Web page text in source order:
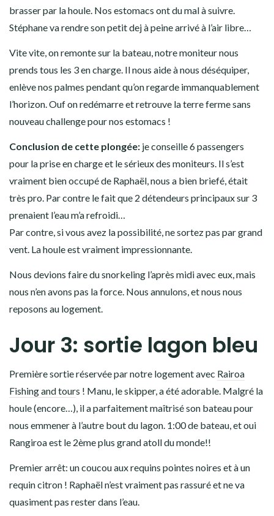
brasser par la houle. Nos estomacs ont du mal à suivre.
Stéphane va rendre son petit dej à peine arrivé à l’air libre…
Vite vite, on remonte sur la bateau, notre moniteur nous
prends tous les 3 en charge. Il nous aide à nous déséquiper,
enlève nos palmes pendant qu’on regarde immanquablement
l’horizon. Ouf on redémarre et retrouve la terre ferme sans
nouveau challenge pour nos estomacs !
Conclusion de cette plongée: je conseille 6 passengers
pour la prise en charge et le sérieux des moniteurs. Il s’est
vraiment bien occupé de Raphaël, nous a bien briefé, était
très pro. Par contre le fait que 2 détendeurs principaux sur 3
prenaient l’eau m’a refroidi…
Par contre, si vous avez la possibilité, ne sortez pas par grand
vent. La houle est vraiment impressionnante.
Nous devions faire du snorkeling l’après midi avec eux, mais
nous n’en avons pas la force. Nous annulons, et nous nous
reposons au logement.
Jour 3: sortie lagon bleu
Première sortie réservée par notre logement avec Rairoa
Fishing and tours ! Manu, le skipper, a été adorable. Malgré la
houle (encore…), il a parfaitement maîtrisé son bateau pour
nous emmener à l’autre bout du lagon. 1:00 de bateau, et oui
Rangiroa est le 2ème plus grand atoll du monde!!
Premier arrêt: un coucou aux requins pointes noires et à un
requin citron ! Raphaël n’est vraiment pas rassuré et ne va
quasiment pas rester dans l’eau.